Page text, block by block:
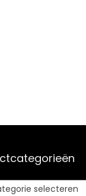
selecteren